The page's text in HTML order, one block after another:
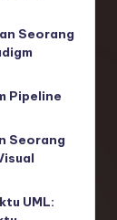
Seorang
Pipeline
Seorang
UML: